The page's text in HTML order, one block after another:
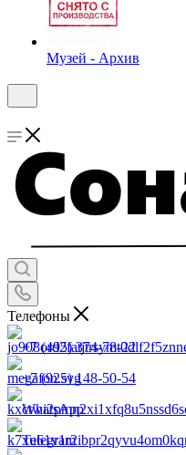
Музей - Архив
Телефоны
+7 (495) 374-78-22
+7 (925) 148-50-54
WhatsApp
Telegram